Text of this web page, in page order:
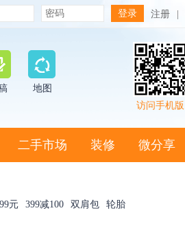
注册
地图
访问手机版
二手市场 装修 微分享
元 399减100 双肩包 轮胎